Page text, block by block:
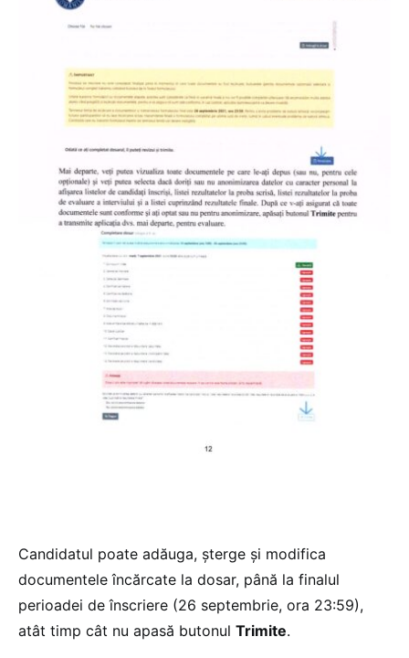
Candidatul poate adăuga, șterge și modifica
documentele încărcate la dosar, până la finalul
perioadei de înscriere (26 septembrie, ora 23:59),
atât timp cât nu apasă butonul Trimite.